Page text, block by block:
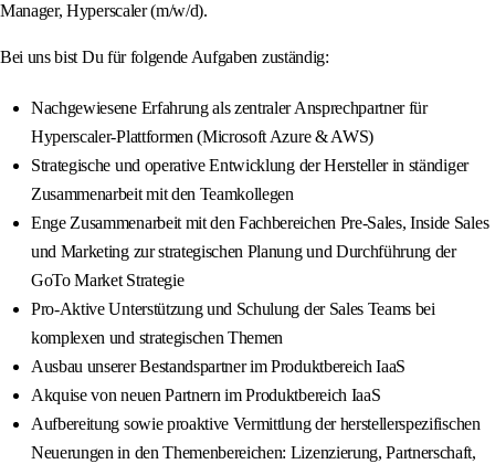
Manager, Hyperscaler (m/w/d).
Bei uns bist Du für folgende Aufgaben zuständig:
Nachgewiesene Erfahrung als zentraler Ansprechpartner für
Hyperscaler-Plattformen (Microsoft Azure & AWS)
Strategische und operative Entwicklung der Hersteller in ständiger
Zusammenarbeit mit den Teamkollegen
Enge Zusammenarbeit mit den Fachbereichen Pre-Sales, Inside Sales
und Marketing zur strategischen Planung und Durchführung der
GoTo Market Strategie
Pro-Aktive Unterstützung und Schulung der Sales Teams bei
komplexen und strategischen Themen
Ausbau unserer Bestandspartner im Produktbereich IaaS
Akquise von neuen Partnern im Produktbereich IaaS
Aufbereitung sowie proaktive Vermittlung der herstellerspezifischen
Neuerungen in den Themenbereichen: Lizenzierung, Partnerschaft,